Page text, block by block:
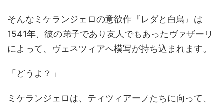
そんなミケランジェロの意欲作『レダと白鳥』は
1541年、彼の弟子であり友人でもあったヴァザーリ
によって、ヴェネツィアへ模写が持ち込まれます。
「どうよ？」
ミケランジェロは、ティツィアーノたちに向って、